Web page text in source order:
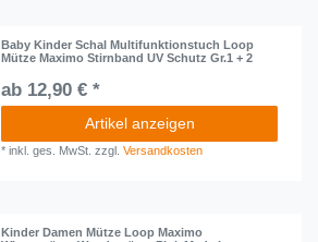
Baby Kinder Schal Multifunktionstuch Loop
Mütze Maximo Stirnband UV Schutz Gr.1 + 2
ab 12,90 € *
Artikel anzeigen
*inkl. ges. MwSt. zzgl.Versandkosten
Kinder Damen Mütze Loop Maximo